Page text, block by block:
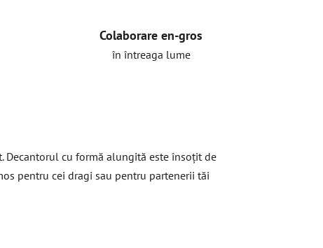
Colaborare en-gros
în întreaga lume
Decantorul cu formă alungită este însoțit de
pentru cei dragi sau pentru partenerii tăi